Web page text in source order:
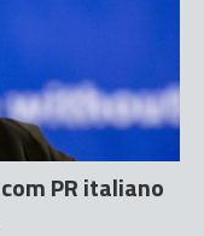
PR italiano